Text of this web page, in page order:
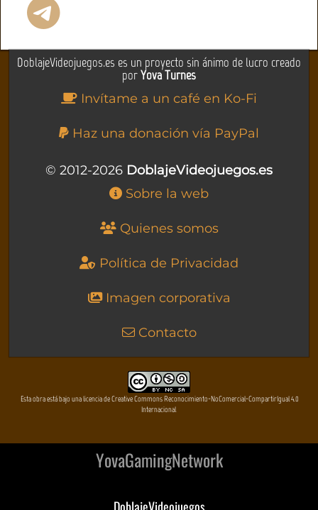
DoblajeVideojuegos.es es un proyecto sin ánimo de lucro creado
porYova Turnes
Invítame a un café en Ko-Fi
Haz una donación vía PayPal
© 2012-2026 DoblajeVideojuegos.es
Sobre la web
Quienes somos
Política de Privacidad
Imagen corporativa
Contacto
Esta obra está bajo una licencia de Creative Commons Reconocimiento-NoComercial-CompartirIgual 4.0
Internacional
YovaGamingNetwork